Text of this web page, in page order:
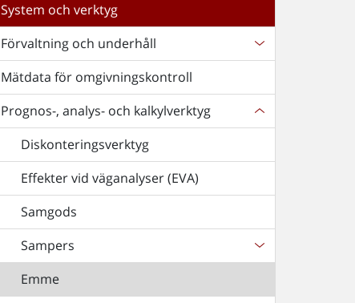
System och verktyg
Förvaltning och underhåll
Mätdata för omgivningskontroll
Prognos-, analys- och kalkylverktyg
Diskonteringsverktyg
Effekter vid väganalyser (EVA)
Samgods
Sampers
Emme